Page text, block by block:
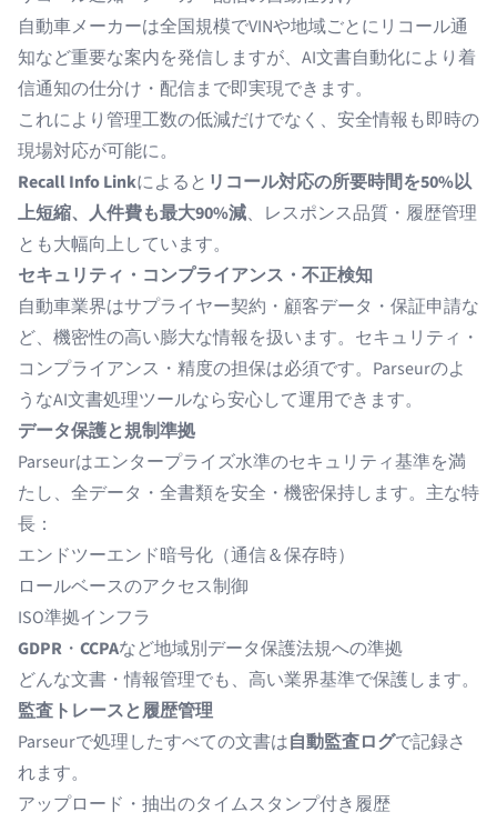
自動車メーカーは全国規模でVINや地域ごとにリコール通
知など重要な案内を発信しますが、AI文書自動化により着
信通知の仕分け・配信まで即実現できます。
これにより管理工数の低減だけでなく、安全情報も即時の
現場対応が可能に。
Recall Info Linkによると リコール対応の所要時間を50%以
上短縮、人件費も最大90%減、レスポンス品質・履歴管理
とも大幅向上しています。
セキュリティ・コンプライアンス・不正検知
自動車業界はサプライヤー契約・顧客データ・保証申請な
ど、機密性の高い膨大な情報を扱います。セキュリティ・
コンプライアンス・精度の担保は必須です。Parseurのよ
うなAI文書処理ツールなら安心して運用できます。
データ保護と規制準拠
Parseurはエンタープライズ水準のセキュリティ基準を満
たし、全データ・全書類を安全・機密保持します。主な特
長：
エンドツーエンド暗号化（通信＆保存時）
ロールベースのアクセス制御
ISO準拠インフラ
GDPR ・ CCPAなど地域別データ保護法規への準拠
どんな文書・情報管理でも、高い業界基準で保護します。
監査トレースと履歴管理
Parseurで処理したすべての文書は自動監査ログで記録さ
れます。
アップロード・抽出のタイムスタンプ付き履歴